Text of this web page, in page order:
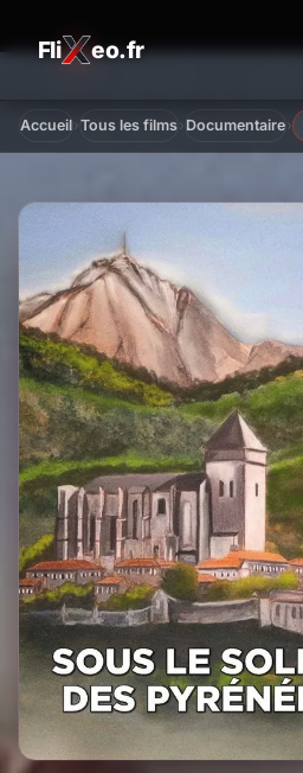
Fli eo.fr
FliXeo.fr
Accueil
Accueil›Tous les films› Documentaire›